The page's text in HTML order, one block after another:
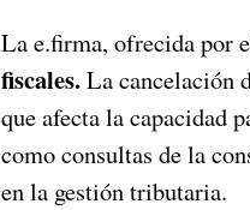
La e.firma, ofrecida por
fiscales.La cancelación
que afecta la capacidad
como consultas de la
en la gestión tributaria.